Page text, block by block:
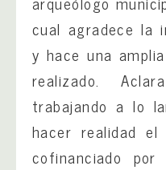
cual agradece la
y hace una
realizado.
trabajando a lo
hacer realidad
cofinanciado